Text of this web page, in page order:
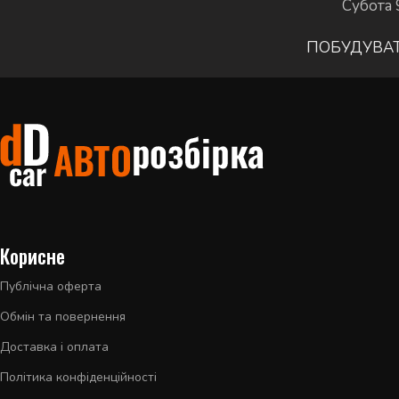
Субота
Корисне
Публічна оферта
Обмін та повернення
Доставка і оплата
Політика конфіденційності